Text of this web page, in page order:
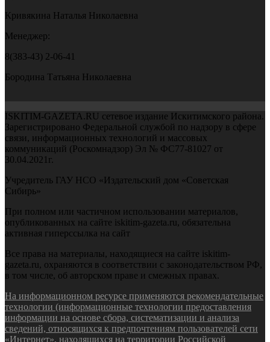
Кривякина Наталья Николаевна
Менеджер:
8(383-43) 2-06-41
Бородина Татьяна Николаевна
ISKITIM-GAZETA.RU сетевое издание Искитимского района.
Зарегистрировано Федеральной службой по надзору в сфере
связи, информационных технологий и массовых
коммуникаций (Роскомнадзор) Эл № ФС77-81027 от
30.04.2021г.
Учредитель ГАУ НСО «Издательский дом «Советская
Сибирь»
При полном или частичном использовании материалов,
опубликованных на сайте iskitim-gazeta.ru, обязательна
активная гиперссылка на сайт
Все права на материалы, находящиеся на сайте iskitim-
gazeta.ru, охраняются в соответствии с законодательством РФ,
в том числе, об авторском праве и смежных правах.
На информационном ресурсе применяются рекомендательные
технологии (информационные технологии предоставления
информации на основе сбора, систематизации и анализа
сведений, относящихся к предпочтениям пользователей сети
«Интернет», находящихся на территории Российской